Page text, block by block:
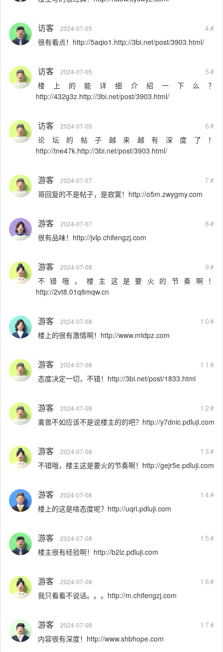
访客 2024-07-05
4#
很有看点！http://5aqio1.http://3bi.net/post/3903.html/
访客 2024-07-05
5#
楼上的能详细介绍一下么？
http://432g3z.http://3bi.net/post/3903.html/
访客 2024-07-05
6#
论坛的帖子越来越有深度了！
http://tne47k.http://3bi.net/post/3903.html/
游客 2024-07-07
7#
哥回复的不是帖子，是寂寞！http://o5m.zwygmy.com
游客 2024-07-07
8#
很有品味！http://jvlp.chifengzj.com
游客 2024-07-08
9#
不错哦，楼主这是要火的节奏啊！
http://2vt8.01q8mqw.cn
游客 2024-07-08
10#
楼上的很有激情啊！http://www.mtdpz.com
游客 2024-07-08
11#
态度决定一切，不错！http://3bi.net/post/1833.html
游客 2024-07-08
12#
禽兽不如应该不是说楼主的的吧？http://y7dnic.pdluji.com
游客 2024-07-08
13#
不错哦，楼主这是要火的节奏啊！http://gejr5e.pdluji.com
游客 2024-07-08
14#
楼上的这是啥态度呢？http://uqri.pdluji.com
游客 2024-07-08
15#
楼主很有经验啊！http://b2lz.pdluji.com
游客 2024-07-08
16#
我只看看不说话。。。http://m.chifengzj.com
游客 2024-07-08
17#
内容很有深度！http://www.shbhope.com